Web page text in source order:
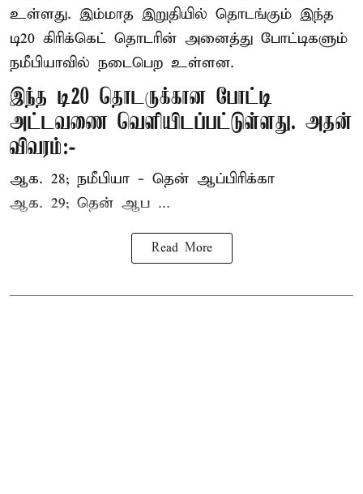
உள்ளது. இம்மாத இறுதியில் தொடங்கும் இந்த
டி20 கிரிக்கெட் தொடரின் அனைத்து போட்டிகளும்
நமீபியாவில் நடைபெற உள்ளன.
இந்த டி20 தொடருக்கான போட்டி
அட்டவணை வெளியிடப்பட்டுள்ளது. அதன்
விவரம்:-
ஆக. 28; நமீபியா - தென் ஆப்பிரிக்கா
ஆக. 29; தென் ஆப ...
Read More